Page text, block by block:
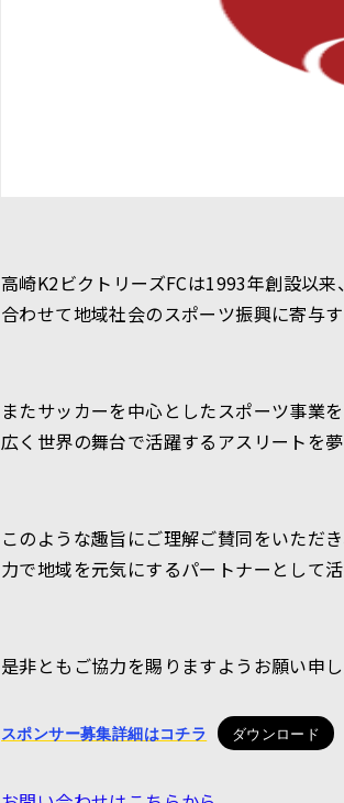
高崎K2ビクトリーズFCは1993年創設以
合わせて地域社会のスポーツ振興に寄与
またサッカーを中心としたスポーツ事業
広く世界の舞台で活躍するアスリートを
このような趣旨にご理解ご賛同をいただ
力で地域を元気にするパートナーとして
是非ともご協力を賜りますようお願い申し
スポンサー募集詳細はコチラ ダウンロード